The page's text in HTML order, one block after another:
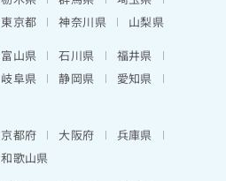
東京都 神奈川県
山梨県
富山県 石川県
福井県
岐阜県 静岡県
愛知県
京都府 大阪府
兵庫県
和歌山県